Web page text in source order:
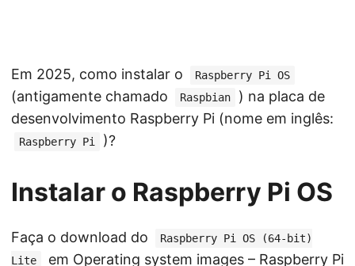
Em 2025, como instalar o Raspberry Pi OS
(antigamente chamado Raspbian
) na placa de
desenvolvimento Raspberry Pi (nome em inglês:
Raspberry Pi )?
Instalar o Raspberry Pi OS
Faça o download do
Raspberry Pi OS (64-bit)
Lite
em Operating system images – Raspberry Pi